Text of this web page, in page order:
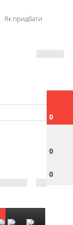
Як придбати
0
0
0